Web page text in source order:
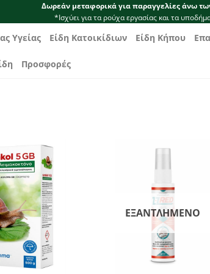
Δωρεάν μεταφορικά για παραγγελίες άνω
*Ισχύει για τα ρούχα εργασίας και τα
Υγείας Είδη Κατοικίδιων Είδη Κήπου
Προσφορές
ΕΞΑΝΤΛΗΜΈΝΟ